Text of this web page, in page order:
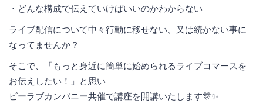
・どんな構成で伝えていけばいいのかわからない
ライブ配信について中々行動に移せない、又は続かない事に
なってませんか？
そこで、「もっと身近に簡単に始められるライブコマースを
お伝えしたい！」と思い
ビーラブカンパニー共催で講座を開講いたします🎊✨